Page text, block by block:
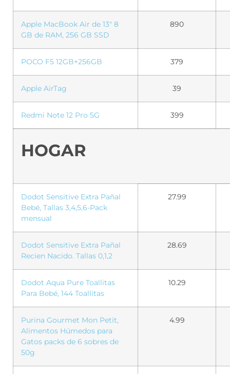
Apple MacBook Air de 13″ 8
GB de RAM, 256 GB SSD
890
POCO F5 12GB+256GB 379
Apple AirTag 39
Redmi Note 12 Pro 5G 399
HOGAR
Dodot Sensitive Extra Pañal
Bebé, Tallas 3,4,5,6-Pack
mensual
27.99
Dodot Sensitive Extra Pañal
Recien Nacido. Tallas 0,1,2
28.69
Dodot Aqua Pure Toallitas
Para Bebé, 144 Toallitas
10.29
Purina Gourmet Mon Petit,
Alimentos Húmedos para
Gatos packs de 6 sobres de
50g
4.99